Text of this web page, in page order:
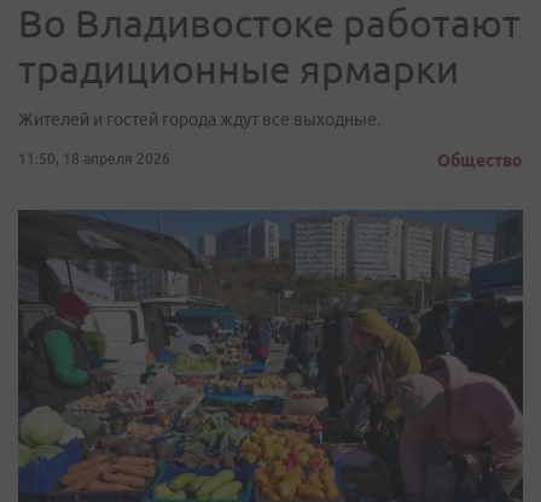
Во Владивостоке работают
традиционные ярмарки
Жителей и гостей города ждут все выходные.
11:50, 18 апреля 2026 Общество